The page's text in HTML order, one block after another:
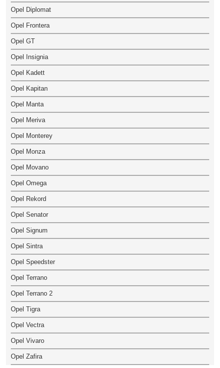
Opel Diplomat
Opel Frontera
Opel GT
Opel Insignia
Opel Kadett
Opel Kapitan
Opel Manta
Opel Meriva
Opel Monterey
Opel Monza
Opel Movano
Opel Omega
Opel Rekord
Opel Senator
Opel Signum
Opel Sintra
Opel Speedster
Opel Terrano
Opel Terrano 2
Opel Tigra
Opel Vectra
Opel Vivaro
Opel Zafira